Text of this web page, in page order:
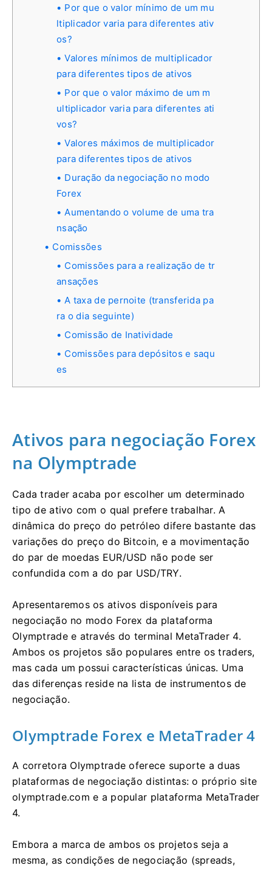
Por que o valor mínimo de um mu
ltiplicador varia para diferentes ativ
os?
Valores mínimos de multiplicador
para diferentes tipos de ativos
Por que o valor máximo de um m
ultiplicador varia para diferentes ati
vos?
Valores máximos de multiplicador
para diferentes tipos de ativos
Duração da negociação no modo
Forex
Aumentando o volume de uma tra
nsação
Comissões
Comissões para a realização de tr
ansações
A taxa de pernoite (transferida pa
ra o dia seguinte)
Comissão de Inatividade
Comissões para depósitos e saqu
es
Ativos para negociação Forex
na Olymptrade
Cada trader acaba por escolher um determinado
tipo de ativo com o qual prefere trabalhar. A
dinâmica do preço do petróleo difere bastante das
variações do preço do Bitcoin, e a movimentação
do par de moedas EUR/USD não pode ser
confundida com a do par USD/TRY.
Apresentaremos os ativos disponíveis para
negociação no modo Forex da plataforma
Olymptrade e através do terminal MetaTrader 4.
Ambos os projetos são populares entre os traders,
mas cada um possui características únicas. Uma
das diferenças reside na lista de instrumentos de
negociação.
Olymptrade Forex e MetaTrader 4
A corretora Olymptrade oferece suporte a duas
plataformas de negociação distintas: o próprio site
olymptrade.com e a popular plataforma MetaTrader
4.
Embora a marca de ambos os projetos seja a
mesma, as condições de negociação (spreads,